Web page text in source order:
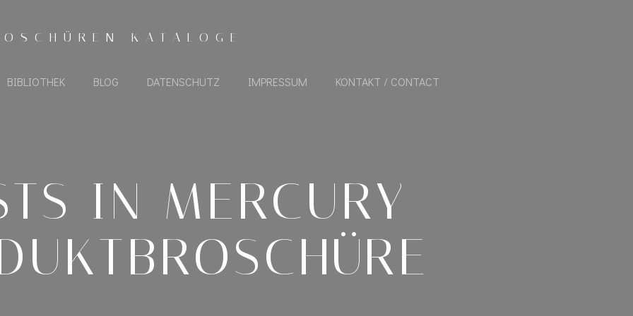
KATALOGE
BIBLIOTHEK BLOG DATENSCHUTZ IMPRESSUM KONTAKT / CONTACT
IN MERCURY